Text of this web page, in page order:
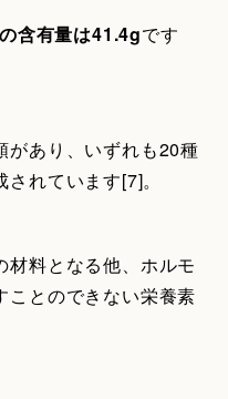
含有量は41.4gです
があり、いずれも20種
れています[7]。
材料となる他、ホルモ
ことのできない栄養素